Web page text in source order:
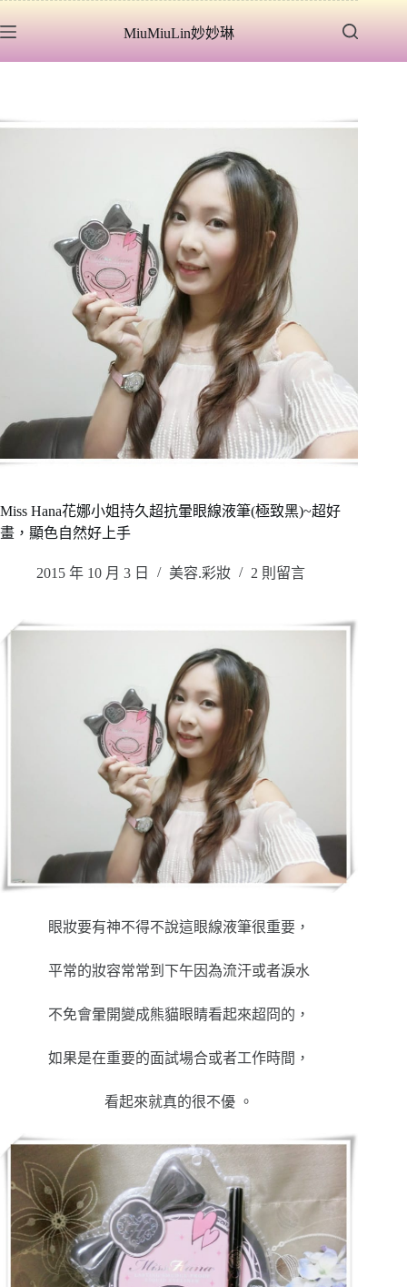
至
容
MiuMiuLin妙妙琳
Miss Hana花娜小姐持久超抗暈眼線液筆(極致黑)~超好
畫，顯色自然好上手
2015 年 10 月 3 日 美容.彩妝 2 則留言
眼妝要有神不得不說這眼線液筆很重要，
平常的妝容常常到下午因為流汗或者淚水
不免會暈開變成熊貓眼睛看起來超冏的，
如果是在重要的面試場合或者工作時間，
看起來就真的很不優 。